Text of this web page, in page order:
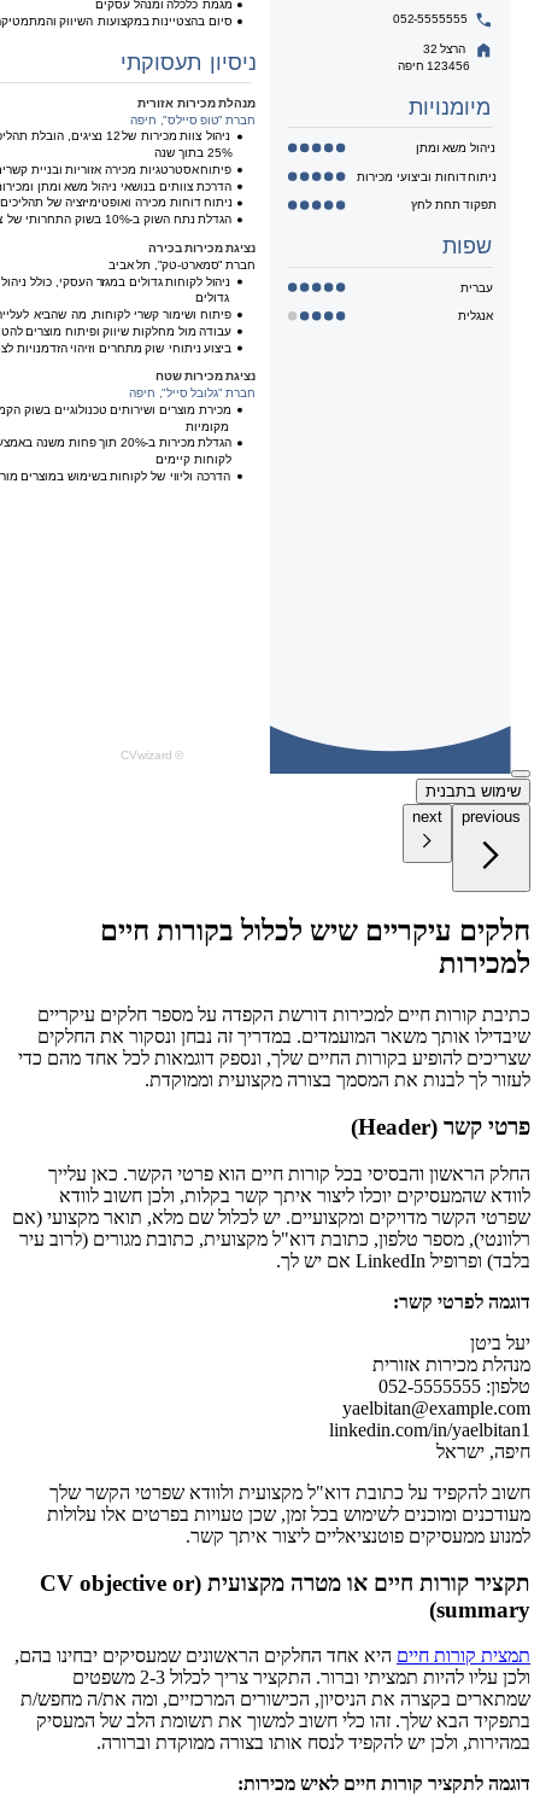
שימוש בתבנית
previous
next
חלקים עיקריים שיש לכלול בקורות חיים
למכירות
כתיבת קורות חיים למכירות דורשת הקפדה על מספר חלקים עיקריים
שיבדילו אותך משאר המועמדים. במדריך זה נבחן ונסקור את החלקים
שצריכים להופיע בקורות החיים שלך, ונספק דוגמאות לכל אחד מהם כדי
לעזור לך לבנות את המסמך בצורה מקצועית וממוקדת.
פרטי קשר (Header)
החלק הראשון והבסיסי בכל קורות חיים הוא פרטי הקשר. כאן עלייך
לוודא שהמעסיקים יוכלו ליצור איתך קשר בקלות, ולכן חשוב לוודא
שפרטי הקשר מדויקים ומקצועיים. יש לכלול שם מלא, תואר מקצועי (אם
רלוונטי), מספר טלפון, כתובת דוא"ל מקצועית, כתובת מגורים (לרוב עיר
בלבד) ופרופיל LinkedIn אם יש לך.
דוגמה לפרטי קשר:
יעל ביטן
מנהלת מכירות אזורית
טלפון: 052-5555555
yaelbitan@example.com
linkedin.com/in/yaelbitan1
חיפה, ישראל
חשוב להקפיד על כתובת דוא"ל מקצועית ולוודא שפרטי הקשר שלך
מעודכנים ומוכנים לשימוש בכל זמן, שכן טעויות בפרטים אלו עלולות
למנוע ממעסיקים פוטנציאליים ליצור איתך קשר.
תקציר קורות חיים או מטרה מקצועית (CV objective or
summary)
תמצית קורות חיים היא אחד החלקים הראשונים שמעסיקים יבחינו בהם,
ולכן עליו להיות תמציתי וברור. התקציר צריך לכלול 2-3 משפטים
שמתארים בקצרה את הניסיון, הכישורים המרכזיים, ומה את/ה מחפש/ת
בתפקיד הבא שלך. זהו כלי חשוב למשוך את תשומת הלב של המעסיק
במהירות, ולכן יש להקפיד לנסח אותו בצורה ממוקדת וברורה.
דוגמה לתקציר קורות חיים לאיש מכירות: